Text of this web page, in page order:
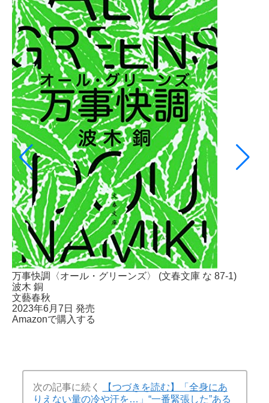
万事快調〈オール・グリーンズ〉 (文春文庫 な 87-1)
波木 銅
文藝春秋
2023年6月7日 発売
Amazonで購入する
次の記事に続く
【つづきを読む】「全身にあ
りえない量の冷や汗を…」“一番緊張した”ある